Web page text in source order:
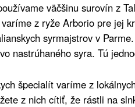
väčšinu surovín z
z ryže Arborio pre jej
syrmajstrov v
nastrúhaného syra. Tú
špecialít varíme z
z nich cítiť, že rástli na